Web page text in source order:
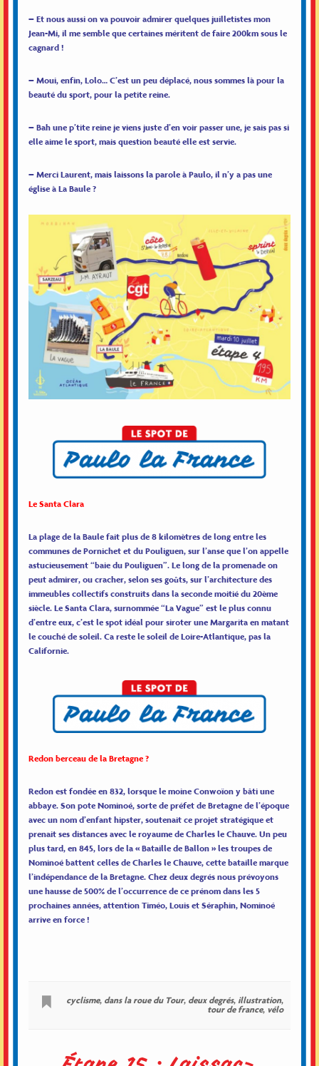
– Et nous aussi on va pouvoir admirer quelques juilletistes mon
Jean-Mi, il me semble que certaines méritent de faire 200km sous le
cagnard !
– Moui, enfin, Lolo… C’est un peu déplacé, nous sommes là pour la
beauté du sport, pour la petite reine.
– Bah une p’tite reine je viens juste d’en voir passer une, je sais pas si
elle aime le sport, mais question beauté elle est servie.
– Merci Laurent, mais laissons la parole à Paulo, il n’y a pas une
église à La Baule ?
Le Santa Clara
La plage de la Baule fait plus de 8 kilomètres de long entre les
communes de Pornichet et du Pouliguen, sur l’anse que l’on appelle
astucieusement “baie du Pouliguen”. Le long de la promenade on
peut admirer, ou cracher, selon ses goûts, sur l’architecture des
immeubles collectifs construits dans la seconde moitié du 20ème
siècle. Le Santa Clara, surnommée “La Vague” est le plus connu
d’entre eux, c’est le spot idéal pour siroter une Margarita en matant
le couché de soleil. Ca reste le soleil de Loire-Atlantique, pas la
Californie.
Redon berceau de la Bretagne ?
Redon est fondée en 832, lorsque le moine Conwoïon y bâti une
abbaye. Son pote Nominoé, sorte de préfet de Bretagne de l’époque
avec un nom d’enfant hipster, soutenait ce projet stratégique et
prenait ses distances avec le royaume de Charles le Chauve. Un peu
plus tard, en 845, lors de la « Bataille de Ballon » les troupes de
Nominoé battent celles de Charles le Chauve, cette bataille marque
l’indépendance de la Bretagne. Chez deux degrés nous prévoyons
une hausse de 500% de l’occurrence de ce prénom dans les 5
prochaines années, attention Timéo, Louis et Séraphin, Nominoé
arrive en force !
cyclisme, dans la roue du Tour, deux degrés, illustration,
tour de france, vélo